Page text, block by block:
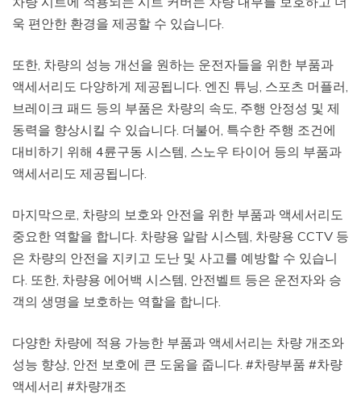
욱 편안한 환경을 제공할 수 있습니다.
또한, 차량의 성능 개선을 원하는 운전자들을 위한 부품과
액세서리도 다양하게 제공됩니다. 엔진 튜닝, 스포츠 머플러,
브레이크 패드 등의 부품은 차량의 속도, 주행 안정성 및 제
동력을 향상시킬 수 있습니다. 더불어, 특수한 주행 조건에
대비하기 위해 4륜구동 시스템, 스노우 타이어 등의 부품과
액세서리도 제공됩니다.
마지막으로, 차량의 보호와 안전을 위한 부품과 액세서리도
중요한 역할을 합니다. 차량용 알람 시스템, 차량용 CCTV 등
은 차량의 안전을 지키고 도난 및 사고를 예방할 수 있습니
다. 또한, 차량용 에어백 시스템, 안전벨트 등은 운전자와 승
객의 생명을 보호하는 역할을 합니다.
다양한 차량에 적용 가능한 부품과 액세서리는 차량 개조와
성능 향상, 안전 보호에 큰 도움을 줍니다. #차량부품 #차량
액세서리 #차량개조